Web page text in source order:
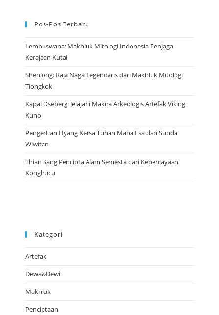
Pos-Pos Terbaru
Lembuswana: Makhluk Mitologi Indonesia Penjaga
Kerajaan Kutai
Shenlong: Raja Naga Legendaris dari Makhluk Mitologi
Tiongkok
Kapal Oseberg: Jelajahi Makna Arkeologis Artefak Viking
Kuno
Pengertian Hyang Kersa Tuhan Maha Esa dari Sunda
Wiwitan
Thian Sang Pencipta Alam Semesta dari Kepercayaan
Konghucu
Kategori
Artefak
Dewa&Dewi
Makhluk
Penciptaan